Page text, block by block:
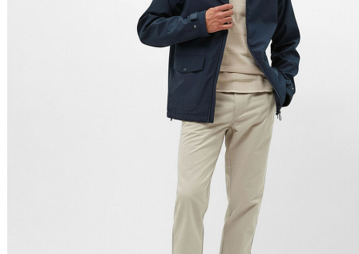
Nome do Produto A - Z
Nome do Produto Z - A